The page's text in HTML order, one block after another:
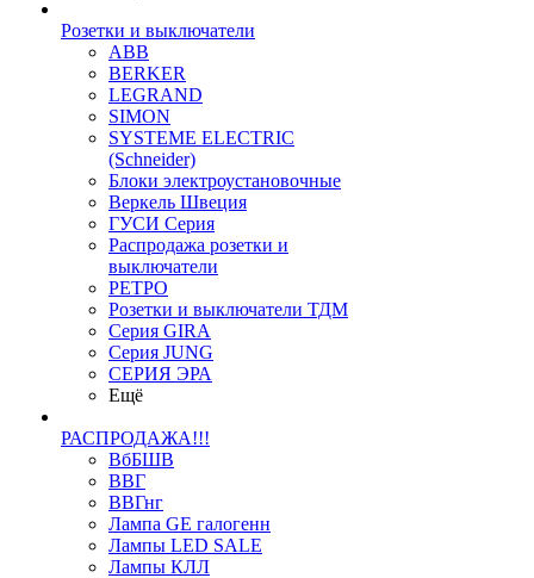
Розетки и выключатели
ABB
BERKER
LEGRAND
SIMON
SYSTEME ELECTRIC
(Schneider)
Блоки электроустановочные
Веркель Швеция
ГУСИ Серия
Распродажа розетки и
выключатели
РЕТРО
Розетки и выключатели ТДМ
Серия GIRA
Серия JUNG
СЕРИЯ ЭРА
Ещё
РАСПРОДАЖА!!!
ВбБШВ
ВВГ
ВВГнг
Лампа GE галогенн
Лампы LED SALE
Лампы КЛЛ